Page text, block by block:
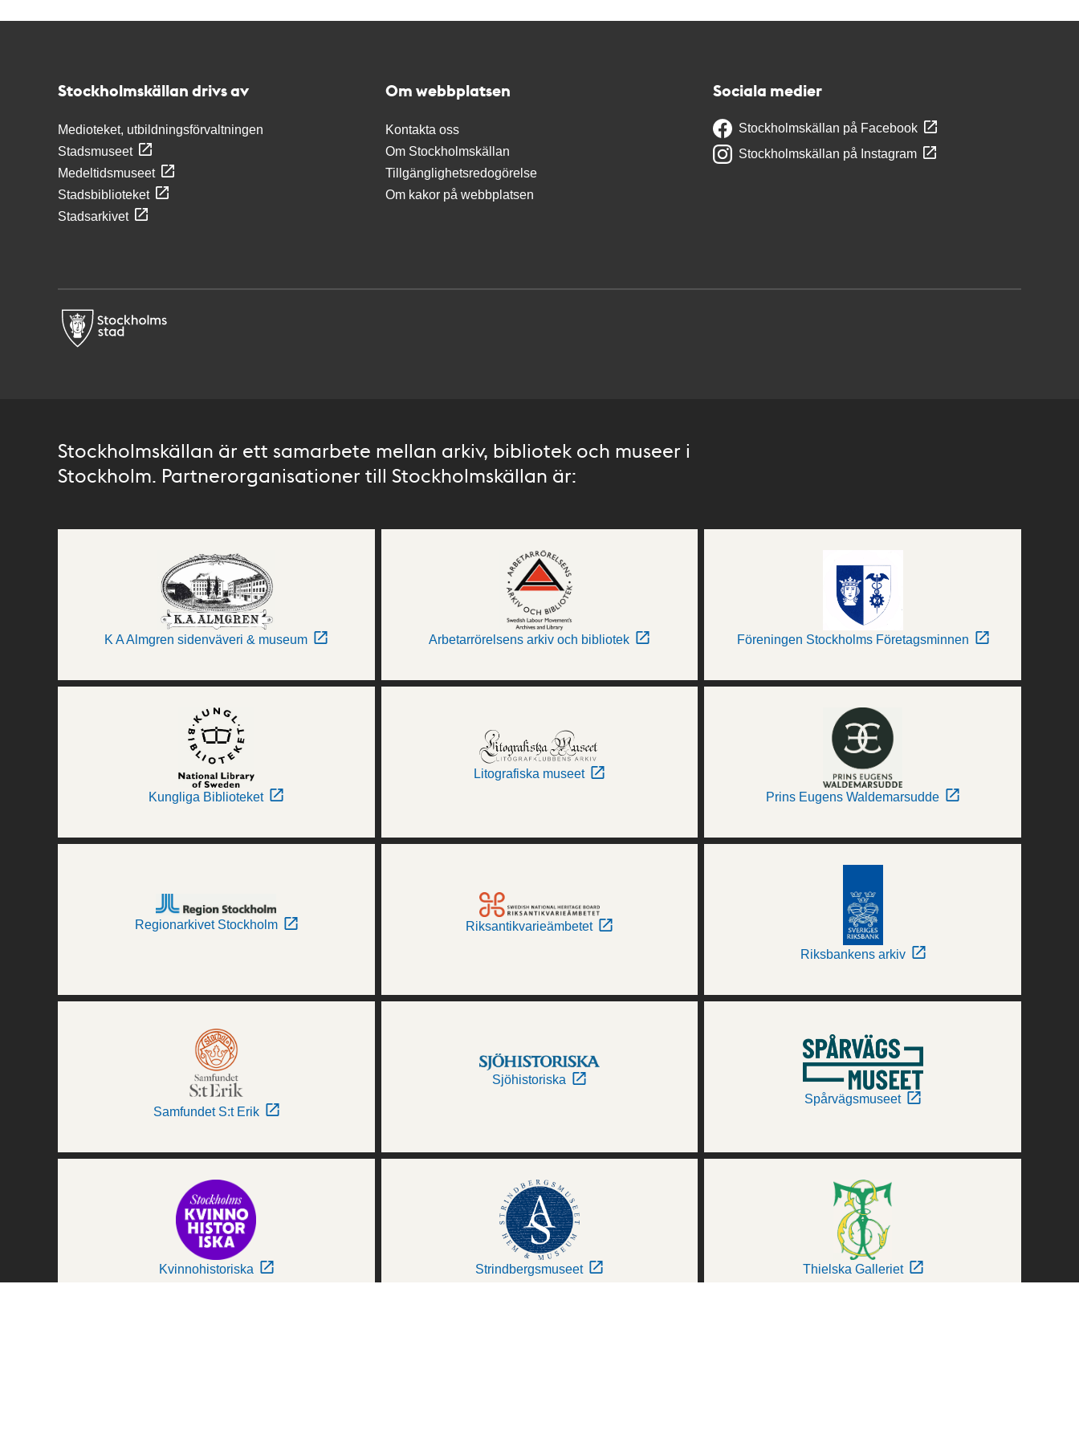
Stockholmskällan drivs av
Medioteket, utbildningsförvaltningen
Stadsmuseet
Medeltidsmuseet
Stadsbiblioteket
Stadsarkivet
Om webbplatsen
Kontakta oss
Om Stockholmskällan
Tillgänglighetsredogörelse
Om kakor på webbplatsen
Sociala medier
Stockholmskällan på Facebook
Stockholmskällan på Instagram
Stockholmskällan är ett samarbete mellan arkiv, bibliotek och museer i
Stockholm. Partnerorganisationer till Stockholmskällan är:
K A Almgren sidenväveri & museum Arbetarrörelsens arkiv och bibliotek Föreningen Stockholms Företagsminnen
Kungliga Biblioteket
Litografiska museet
Prins Eugens Waldemarsudde
Regionarkivet Stockholm Riksantikvarieämbetet
Riksbankens arkiv
Samfundet S:t Erik
Sjöhistoriska
Spårvägsmuseet
Kvinnohistoriska Strindbergsmuseet Thielska Galleriet